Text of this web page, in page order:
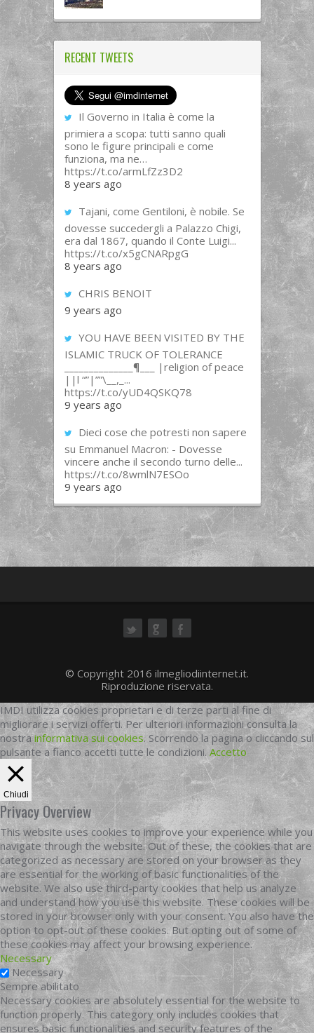
RECENT TWEETS
Il Governo in Italia è come la
primiera a scopa: tutti sanno quali
sono le figure principali e come
funziona, ma ne…
https://t.co/armLfZz3D2
8 years ago
Tajani, come Gentiloni, è nobile. Se
dovesse succedergli a Palazzo Chigi,
era dal 1867, quando il Conte Luigi...
https://t.co/x5gCNARpgG
8 years ago
CHRIS BENOIT
9 years ago
YOU HAVE BEEN VISITED BY THE
ISLAMIC TRUCK OF TOLERANCE
______________¶___ |religion of peace
||l “”|””\__,_...
https://t.co/yUD4QSKQ78
9 years ago
Dieci cose che potresti non sapere
su Emmanuel Macron: - Dovesse
vincere anche il secondo turno delle...
https://t.co/8wmlN7ESOo
9 years ago
© Copyright 2016 ilmegliodiinternet.it.
Riproduzione riservata.
IMDI utilizza cookies proprietari e di terze parti al fine di
migliorare i servizi offerti. Per ulteriori informazioni consulta la
nostrainformativa sui cookies. Scorrendo la pagina o cliccando sul
pulsante a fianco accetti tutte le condizioni. Accetto
Chiudi
Privacy Overview
This website uses cookies to improve your experience while you
navigate through the website. Out of these, the cookies that are
categorized as necessary are stored on your browser as they
are essential for the working of basic functionalities of the
website. We also use third-party cookies that help us analyze
and understand how you use this website. These cookies will be
stored in your browser only with your consent. You also have the
option to opt-out of these cookies. But opting out of some of
these cookies may affect your browsing experience.
Necessary
Necessary
Sempre abilitato
Necessary cookies are absolutely essential for the website to
function properly. This category only includes cookies that
ensures basic functionalities and security features of the